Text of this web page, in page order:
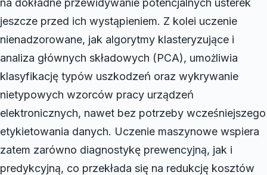
na dokładne przewidywanie potencjalnych usterek
jeszcze przed ich wystąpieniem. Z kolei uczenie
nienadzorowane, jak algorytmy klasteryzujące i
analiza głównych składowych (PCA), umożliwia
klasyfikację typów uszkodzeń oraz wykrywanie
nietypowych wzorców pracy urządzeń
elektronicznych, nawet bez potrzeby wcześniejszego
etykietowania danych. Uczenie maszynowe wspiera
zatem zarówno diagnostykę prewencyjną, jak i
predykcyjną, co przekłada się na redukcję kosztów